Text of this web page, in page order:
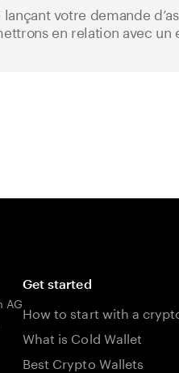
votre demande
en relation avec un
AG
Get started
How to start with a
What is Cold Wallet
Best Crypto Wallets